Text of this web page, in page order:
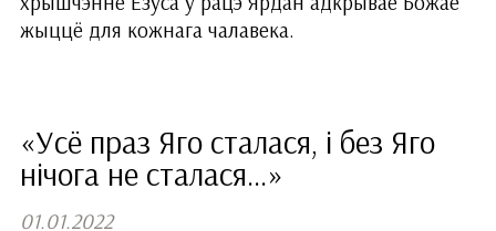
жыццё для кожнага чалавека.
«Усё праз Яго сталася, і без Яго
нічога не сталася…»
01.01.2022